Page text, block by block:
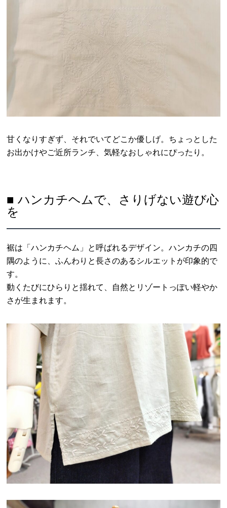
甘くなりすぎず、それでいてどこか優しげ。ちょっとした
お出かけやご近所ランチ、気軽なおしゃれにぴったり。
■ ハンカチヘムで、さりげない遊び心
を
裾は「ハンカチヘム」と呼ばれるデザイン。ハンカチの四
隅のように、ふんわりと長さのあるシルエットが印象的で
す。
動くたびにひらりと揺れて、自然とリゾートっぽい軽やか
さが生まれます。